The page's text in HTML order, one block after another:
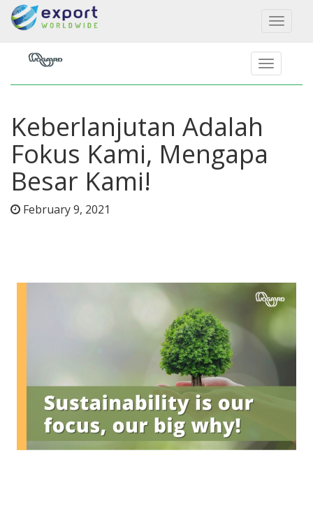
Toggle
Keberlanjutan Adalah
Fokus Kami, Mengapa
Besar Kami!
February 9, 2021